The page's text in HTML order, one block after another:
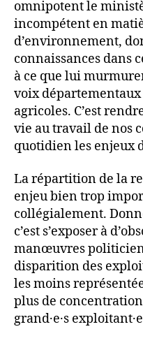
omnipotent le
incompétent en
d’environnement,
connaissances dans
à ce que lui
voix
agricoles. C’est
vie au travail de nos
quotidien les enjeux
La répartition de la
enjeu bien trop
collégialement.
c’est s’exposer à
manœuvres
disparition des
les moins
plus de
grand·e·s